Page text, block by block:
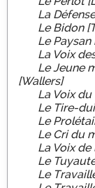
La
Le Bidon
Le
La Voix
Le Jeune
[Wallers]
La Voix
Le Tire-
Le
Le Cri du
La Voix
Le
Le